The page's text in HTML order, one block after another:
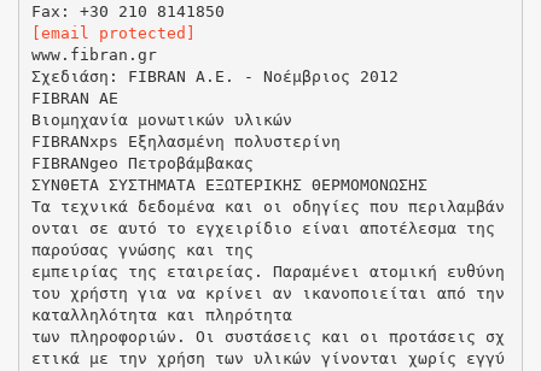
[email protected]